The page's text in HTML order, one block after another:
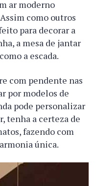
ar moderno
como outros
para decorar a
a mesa de jantar
a escada.
com pendente nas
por modelos de
pode personalizar
tenha a certeza de
fazendo com
única.